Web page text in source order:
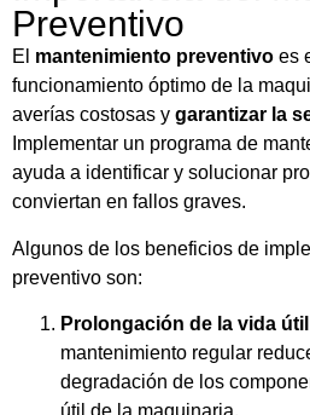
Preventivo
El mantenimiento preventivo es
funcionamiento óptimo de la
averías costosas y garantizar la
Implementar un programa de
ayuda a identificar y solucionar
conviertan en fallos graves.
Algunos de los beneficios de
preventivo son:
Prolongación de la vida
mantenimiento regular
degradación de los
útil de la maquinaria.